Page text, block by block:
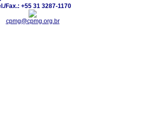
Fax.: +55 31 3287-1170
cpmg@cpmg.org.br